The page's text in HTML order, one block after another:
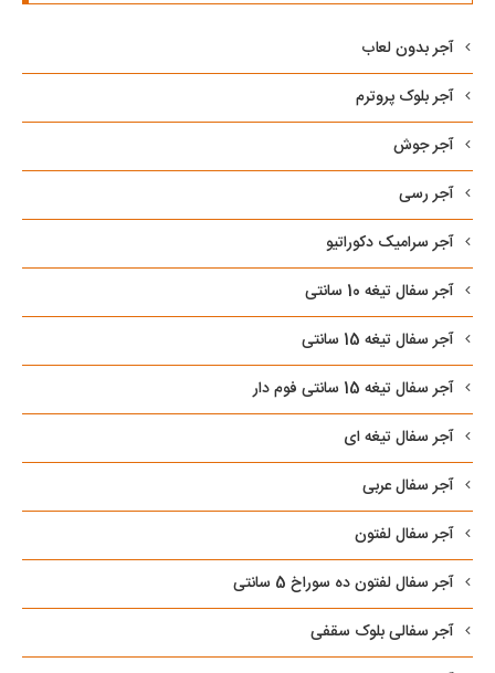
آجر بدون لعاب
آجر بلوک پروترم
آجر جوش
آجر رسی
آجر سرامیک دکوراتیو
آجر سفال تیغه 10 سانتی
آجر سفال تیغه 15 سانتی
آجر سفال تیغه 15 سانتی فوم دار
آجر سفال تیغه ای
آجر سفال عربی
آجر سفال لفتون
آجر سفال لفتون ده سوراخ 5 سانتی
آجر سفالی بلوک سقفی